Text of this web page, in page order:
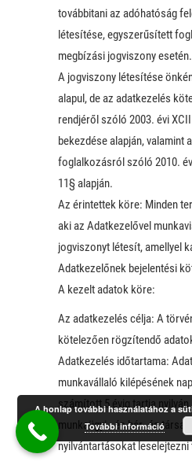
továbbitani az adóhatóság
létesítése, egyszerűsített
megbízási jogviszony esetén.
A jogviszony létesítése
alapul, de az adatkezelés
rendjéről szóló 2003. évi
bekezdése alapján, valamint
foglalkozásról szóló 2010.
11§ alapján.
Az érintettek köre: Minden
aki az Adatkezelővel
jogviszonyt létesít, amellyel
Adatkezelőnek bejelentési
A kezelt adatok köre:
Az adatkezelés célja: A
kötelezően rögzítendő
Adatkezelés időtartama:
munkavállaló kilépésének
számított 5 évig tartja nyilván
munkaügyi-, és bér- és
nyilvántartásokat
A honlap további használatához a
További információ